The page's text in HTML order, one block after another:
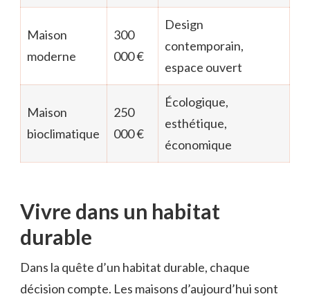
Maison
moderne
300
000 €
Design
contemporain,
espace ouvert
Maison
bioclimatique
250
000 €
Écologique,
esthétique,
économique
Vivre dans un habitat
durable
Dans la quête d’un habitat durable, chaque
décision compte. Les maisons d’aujourd’hui sont